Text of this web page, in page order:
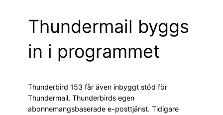
Thundermail byggs
in i programmet
Thunderbird 153 får även inbyggt stöd för
Thundermail, Thunderbirds egen
abonnemangsbaserade e-posttjänst. Tidigare